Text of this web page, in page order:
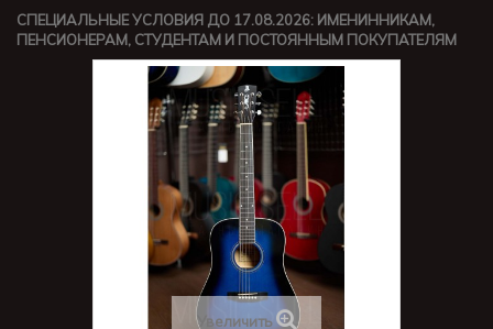
СПЕЦИАЛЬНЫЕ УСЛОВИЯ ДО 17.08.2026: ИМЕНИННИКАМ,
ПЕНСИОНЕРАМ, СТУДЕНТАМ И ПОСТОЯННЫМ ПОКУПАТЕЛЯМ
Увеличить